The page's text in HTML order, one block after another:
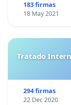
183 firmas
18 May 2021
Tratado
294 firmas
22 Dec 2020